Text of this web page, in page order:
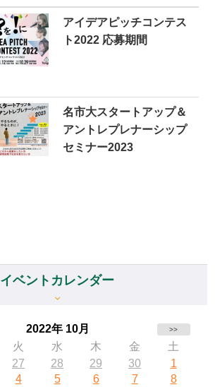
アイデアピッチコンテス
ト2022 応募期間
名市大スタートアップ＆
アントレプレナーシップ
セミナー2023
イベントカレンダー
2022年 10月 >>
火 水 木 金
土
27 28 29 30
1
4 5 6 7
8